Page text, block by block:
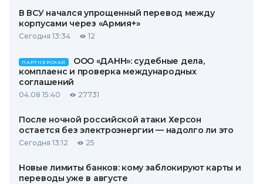
В ВСУ начался упрощенный перевод между
корпусами через «Армия+»
Сегодня 13:34 12
ПАРТНЕРСКАЯ
ООО «ДАНН»: судебные дела,
комплаенс и проверка международных
соглашений
04.08 15:40 27731
После ночной российской атаки Херсон
остается без электроэнергии — надолго ли это
Сегодня 13:12 25
Новые лимиты банков: кому заблокируют карты и
переводы уже в августе